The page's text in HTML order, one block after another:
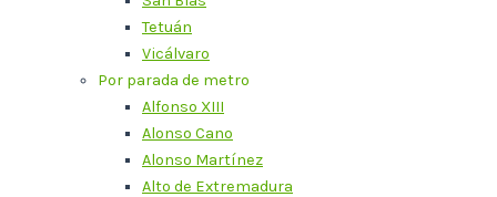
Tetuán
Vicálvaro
Por parada de metro
Alfonso XIII
Alonso Cano
Alonso Martínez
Alto de Extremadura